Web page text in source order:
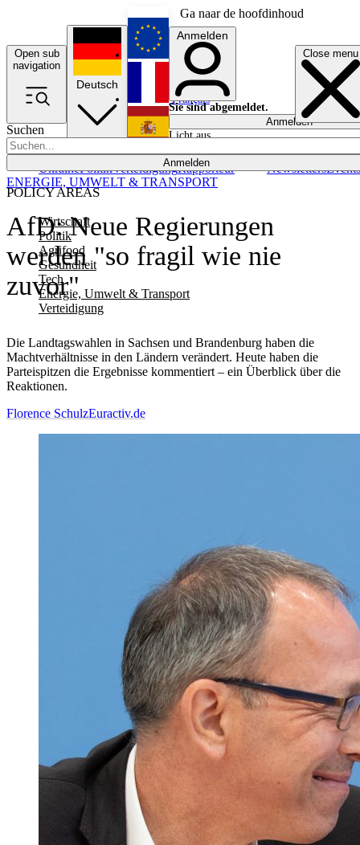
Ga naar de hoofdinhoud
Open sub
navigation
Close menu
Suchen
Anmelden
POLICY AREAS
Wirtschaft
Politik
Agrifood
Gesundheit
Tech
Energie, Umwelt & Transport
Verteidigung
UkrainePolitikVerteidigungRapporteur NewslettersEvents
Deutsch
English
Français
Anmelden
Sie sind abgemeldet.
Anmelden
Licht aus
AfD: Neue Regierungen
werden "so fragil wie nie
zuvor"
Die Landtagswahlen in Sachsen und Brandenburg haben die
Machtverhältnisse in den Ländern verändert. Heute haben die
Parteispitzen die Ergebnisse kommentiert – ein Überblick über die
Reaktionen.
ENERGIE, UMWELT & TRANSPORT
Florence SchulzEuractiv.de